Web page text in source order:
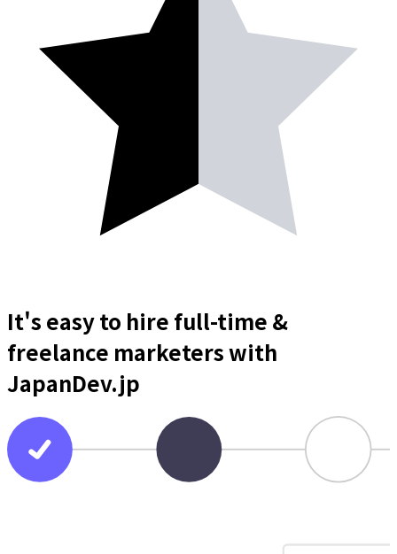
It's easy to hire full-time &
freelance marketerswith
JapanDev.jp